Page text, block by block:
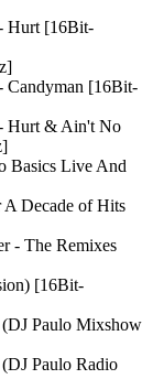
Hurt [16Bit-
Candyman [16Bit-
Hurt & Ain't No
Basics Live And
A Decade of Hits
- The Remixes
[16Bit-
Paulo Mixshow
Paulo Radio